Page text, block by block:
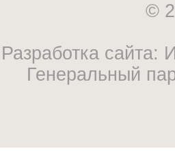
©
Разработка
Генеральный